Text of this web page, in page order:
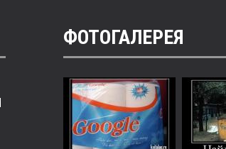
ФОТОГАЛЕРЕЯ